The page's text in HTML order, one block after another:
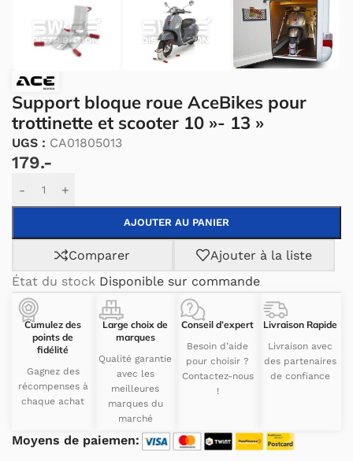
Support bloque roue AceBikes pour
trottinette et scooter 10 »- 13 »
UGS : CA01805013
179.-
- +
AJOUTER AU PANIER
Alternative:
Comparer
Ajouter à la liste
État du stock Disponible sur commande
Cumulez des
points de
fidélité
Gagnez des
récompenses à
chaque achat
Large choix de
marques
Qualité garantie
avec les
meilleures
marques du
marché
Conseil d’expert
Besoin d’aide
pour choisir ?
Contactez-nous
!
Livraison Rapide
Livraison avec
des partenaires
de confiance
Moyens de paiemen: